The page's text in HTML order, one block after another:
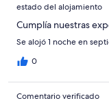
estado del alojamiento
Cumplía nuestras
Se alojó 1 noche en
0
Comentario verificado